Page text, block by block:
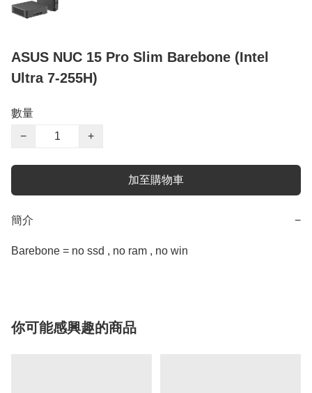
ASUS NUC 15 Pro Slim Barebone (Intel
Ultra 7-255H)
數量
−
+
加至購物車
簡介 −
Barebone = no ssd , no ram , no win
你可能感興趣的商品